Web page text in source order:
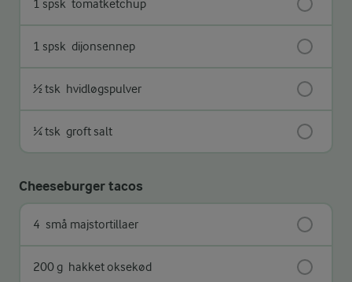
1 spsk tomatketchup
1 spsk dijonsennep
½ tsk hvidløgspulver
¼ tsk groft salt
Cheeseburger tacos
4 små majstortillaer
200 g hakket oksekød